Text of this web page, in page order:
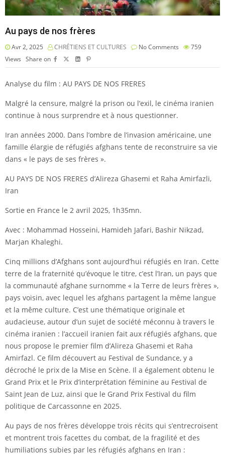
Au pays de nos frères
Avr 2, 2025 CHRÉTIENS ET CULTURES No Comments
759
Views Share on
Analyse du film : AU PAYS DE NOS FRERES
Malgré la censure, malgré la prison ou l’exil, le cinéma iranien
continue à nous surprendre et à nous questionner.
Iran années 2000. Dans l’ombre de l’invasion américaine, une
famille élargie de réfugiés afghans tente de reconstruire sa vie
dans « le pays de ses frères ».
AU PAYS DE NOS FRERES d’Alireza Ghasemi et Raha Amirfazli,
Iran
Sortie en France le 2 avril 2025, 1h35mn.
Avec : Mohammad Hosseini, Hamideh Jafari, Bashir Nikzad,
Marjan Khaleghi.
Cinq millions d’Afghans sont aujourd’hui réfugiés en Iran. Cette
terre de la fraternité qu’évoque le titre, c’est l’Iran, un pays que
la communauté afghane surnomme « la Terre de leurs frères »,
pays voisin, avec lequel les afghans partagent la même langue
et la même culture. C’est une thématique originale et
audacieuse, autour d’un sujet de société méconnu à travers le
cinéma iranien : l’accueil iranien fait aux réfugiés afghans, que
nous propose le premier film d’Alireza Ghasemi et Raha
Amirfazl. Ce film découvert au Festival de Sundance, y a
décroché le prix de la Mise en Scène. Il a également obtenu le
Grand Prix et le Prix d’interprétation féminine au Festival de
Saint Jean de Luz, ainsi que le Grand Prix Festival du film
politique de Carcassonne en 2025.
Au pays de nos frères développe trois récits qui s’entrecroisent
et montrent trois facettes du combat, de la fragilité et des
humiliations subies par les réfugiés afghans en Iran :